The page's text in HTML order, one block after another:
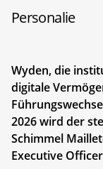
Personalie
Wyden, die
digitale
2026 wird der
Schimmel
Executive